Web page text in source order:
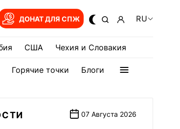
ДОНАТ ДЛЯ СПЖ RU
США Чехия и Словакия
Горячие точки Блоги
07 Августа 2026